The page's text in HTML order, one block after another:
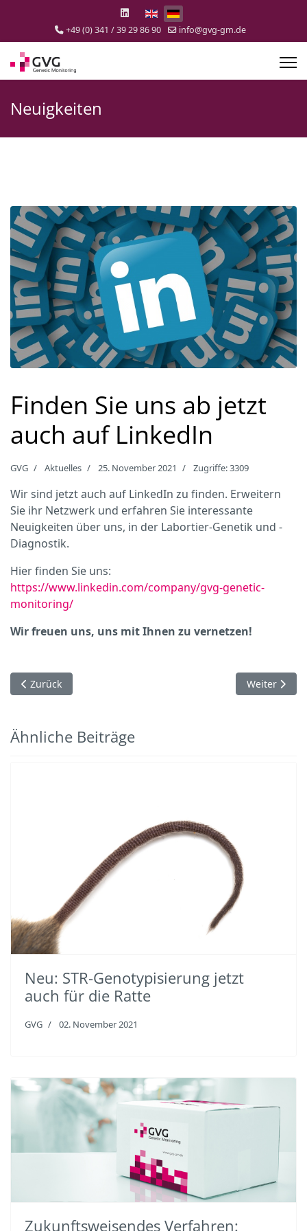
Select your language
+49 (0) 341 / 39 29 86 90 info@gvg-gm.de
Neuigkeiten
Finden Sie uns ab jetzt
auch auf LinkedIn
GVG Aktuelles 25. November 2021 Zugriffe: 3309
Wir sind jetzt auch auf LinkedIn zu finden. Erweitern
Sie ihr Netzwerk und erfahren Sie interessante
Neuigkeiten über uns, in der Labortier-Genetik und -
Diagnostik.
Hier finden Sie uns:
https://www.linkedin.com/company/gvg-genetic-
monitoring/
Wir freuen uns, uns mit Ihnen zu vernetzen!
Vorheriger Beitrag: GVG genotypisiert auch humane Zelllinien
Zurück Nächster
Weiter
Ähnliche Beiträge
Neu: STR-Genotypisierung jetzt
auch für die Ratte
GVG 02. November 2021
Zukunftsweisendes Verfahren: